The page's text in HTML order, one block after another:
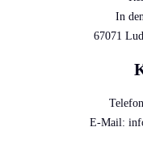
In
67071
E-Mail: